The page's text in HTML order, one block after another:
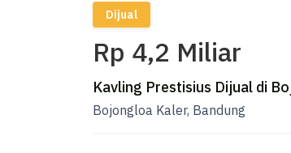
Dijual
Rp 4,2 Miliar
Kavling Prestisius Dijual di
Bojongloa Kaler, Bandung